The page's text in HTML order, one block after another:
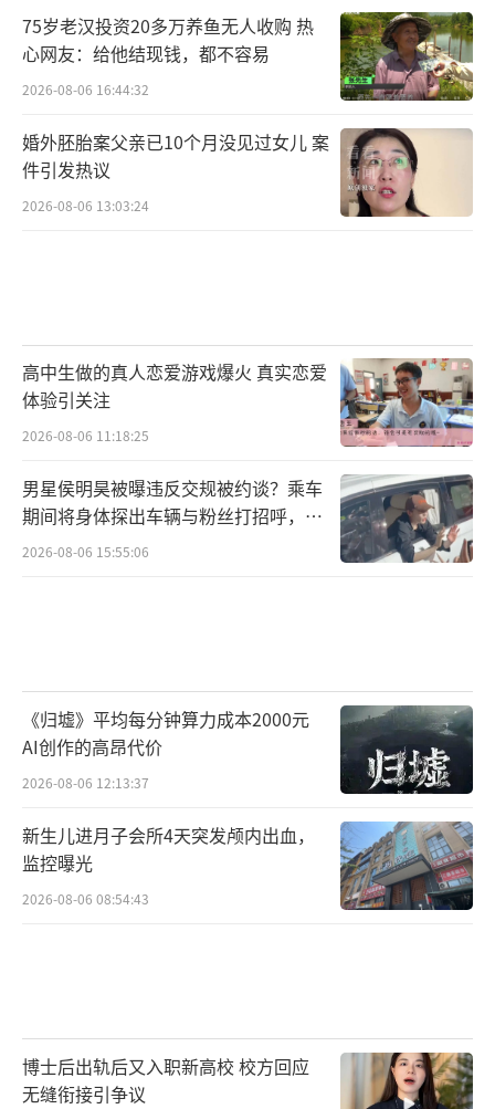
75岁老汉投资20多万养鱼无人收购 热
心网友：给他结现钱，都不容易
2026-08-06 16:44:32
婚外胚胎案父亲已10个月没见过女儿 案
件引发热议
2026-08-06 13:03:24
高中生做的真人恋爱游戏爆火 真实恋爱
体验引关注
2026-08-06 11:18:25
男星侯明昊被曝违反交规被约谈？乘车
期间将身体探出车辆与粉丝打招呼，当
地交警回应
2026-08-06 15:55:06
《归墟》平均每分钟算力成本2000元
AI创作的高昂代价
2026-08-06 12:13:37
新生儿进月子会所4天突发颅内出血，
监控曝光
2026-08-06 08:54:43
博士后出轨后又入职新高校 校方回应
无缝衔接引争议